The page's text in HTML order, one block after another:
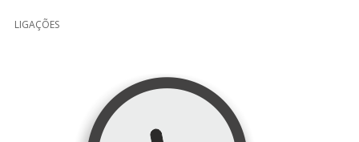
LIGAÇÕES